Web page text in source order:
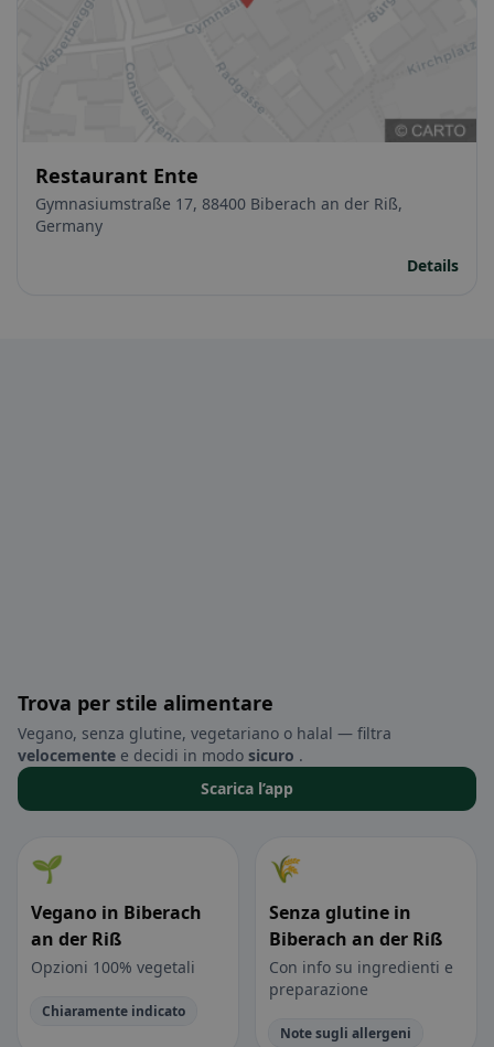
Restaurant Ente
Gymnasiumstraße 17, 88400 Biberach an der Riß,
Germany
Details
Trova per stile alimentare
Vegano, senza glutine, vegetariano o halal — filtra
velocemente e decidi in modo sicuro .
Scarica l’app
🌱
Vegano in Biberach
an der Riß
Opzioni 100% vegetali
Chiaramente indicato
🌾
Senza glutine in
Biberach an der Riß
Con info su ingredienti e
preparazione
Note sugli allergeni